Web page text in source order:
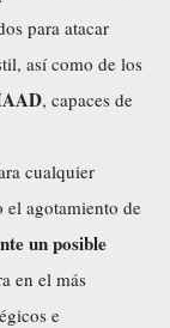
para atacar
así como de los
, capaces de
cualquier
el agotamiento de
un posible
en el más
e